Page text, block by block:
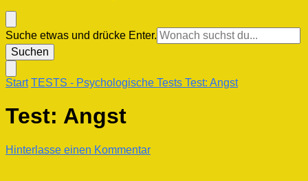
Suchst
du
nach
Suche etwas und drücke Enter.
Start TESTS - Psychologische Tests Test: Angst
Test: Angst
Hinterlasse einen Kommentarzu